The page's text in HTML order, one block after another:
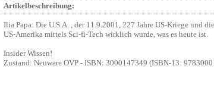
Artikelbeschreibung:
Ilia Papa: Die U.S.A. , der 11.9.2001, 227 Jahre US-Kriege und
US-Amerika mittels Sci-fi-Tech wirklich wurde, was es heute ist.
Insider Wissen!
Zustand: Neuware OVP - ISBN: 3000147349 (ISBN-13: